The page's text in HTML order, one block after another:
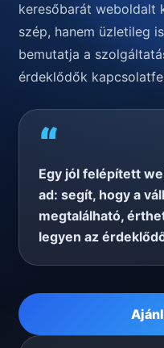
keresőbarát weboldalt
szép, hanem üzletileg
bemutatja a
érdeklődők
“
Egy jól felépített
ad: segít, hogy a
megtalálható,
legyen az